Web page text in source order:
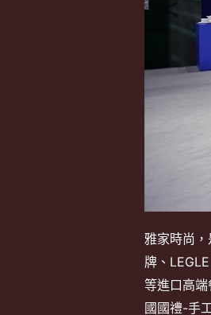
雅家時尚
牌、
等進口高
國國禮-手